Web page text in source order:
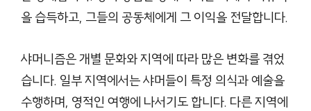
을 습득하고, 그들의 공동체에게 그 이익을 전달합니다.
샤머니즘은 개별 문화와 지역에 따라 많은 변화를 겪었
습니다. 일부 지역에서는 샤머들이 특정 의식과 예술을
수행하며, 영적인 여행에 나서기도 합니다. 다른 지역에